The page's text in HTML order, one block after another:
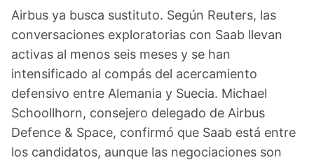
Airbus ya busca sustituto. Según Reuters, las
conversaciones exploratorias con Saab llevan
activas al menos seis meses y se han
intensificado al compás del acercamiento
defensivo entre Alemania y Suecia. Michael
Schoollhorn, consejero delegado de Airbus
Defence & Space, confirmó que Saab está entre
los candidatos, aunque las negociaciones son